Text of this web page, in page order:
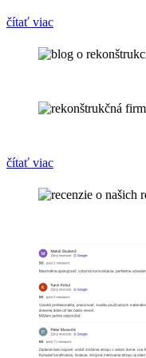
čítať viac
čítať viac